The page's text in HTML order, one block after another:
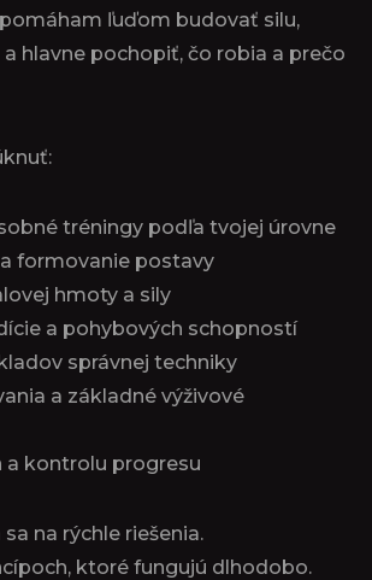
ľuďom budovať silu,
hlavne pochopiť, čo robia a prečo
tréningy podľa tvojej úrovne
formovanie postavy
hmoty a sily
a pohybových schopností
správnej techniky
a základné výživové
a kontrolu progresu
na rýchle riešenia.
ktoré fungujú dlhodobo.